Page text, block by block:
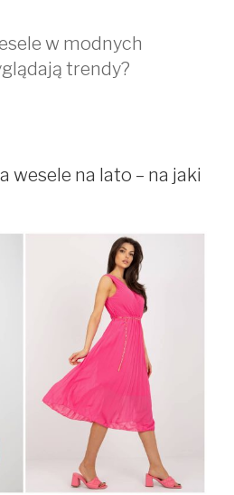
w modnych
trendy?
wesele na lato – na jaki